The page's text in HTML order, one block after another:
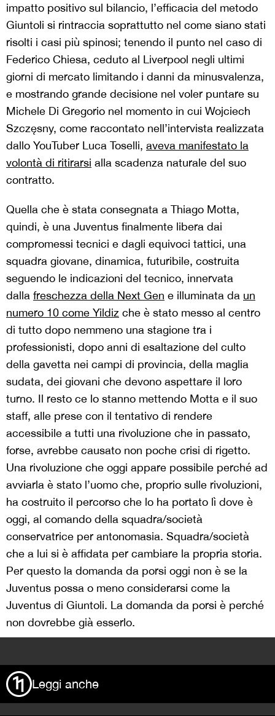
impatto positivo sul bilancio, l’efficacia del metodo
Giuntoli si rintraccia soprattutto nel come siano stati
risolti i casi più spinosi; tenendo il punto nel caso di
Federico Chiesa, ceduto al Liverpool negli ultimi
giorni di mercato limitando i danni da minusvalenza,
e mostrando grande decisione nel voler puntare su
Michele Di Gregorio nel momento in cui Wojciech
Szczęsny, come raccontato nell’intervista realizzata
dallo YouTuber Luca Toselli, aveva manifestato la
volontà di ritirarsi alla scadenza naturale del suo
contratto.
Quella che è stata consegnata a Thiago Motta,
quindi, è una Juventus finalmente libera dai
compromessi tecnici e dagli equivoci tattici, una
squadra giovane, dinamica, futuribile, costruita
seguendo le indicazioni del tecnico, innervata
dalla freschezza della Next Gen e illuminata da un
numero 10 come Yildiz che è stato messo al centro
di tutto dopo nemmeno una stagione tra i
professionisti, dopo anni di esaltazione del culto
della gavetta nei campi di provincia, della maglia
sudata, dei giovani che devono aspettare il loro
turno. Il resto ce lo stanno mettendo Motta e il suo
staff, alle prese con il tentativo di rendere
accessibile a tutti una rivoluzione che in passato,
forse, avrebbe causato non poche crisi di rigetto.
Una rivoluzione che oggi appare possibile perché ad
avviarla è stato l’uomo che, proprio sulle rivoluzioni,
ha costruito il percorso che lo ha portato lì dove è
oggi, al comando della squadra/società
conservatrice per antonomasia. Squadra/società
che a lui si è affidata per cambiare la propria storia.
Per questo la domanda da porsi oggi non è se la
Juventus possa o meno considerarsi come la
Juventus di Giuntoli. La domanda da porsi è perché
non dovrebbe già esserlo.
Leggi anche